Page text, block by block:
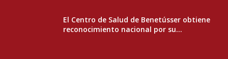
El Centro de Salud de Benetússer obtiene
reconocimiento nacional por su...